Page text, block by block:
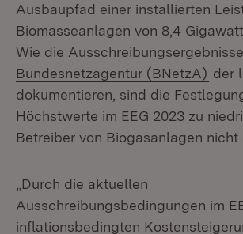
Ausbaupfad einer installierten
Biomasseanlagen von 8,4
Wie die
Bundesnetzagentur (BNetzA) der
dokumentieren, sind die
Höchstwerte im EEG 2023 zu
Betreiber von Biogasanlagen nicht
„Durch die aktuellen
Ausschreibungsbedingungen im
inflationsbedingten